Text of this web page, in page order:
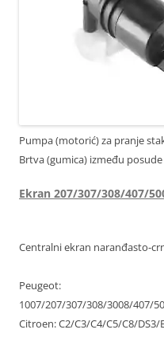
Pumpa (motorić) za pranje
Brtva (gumica) između
Ekran 207/307/308/407/
Centralni ekran naranđasto-
Peugeot:
1007/207/307/308/3008/407/
Citroen: C2/C3/C4/C5/C8/